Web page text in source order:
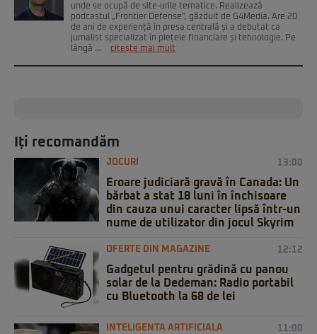
unde se ocupă de site-urile tematice. Realizează
podcastul „Frontier Defense”, găzduit de G4Media. Are 20
de ani de experiență în presa centrală și a debutat ca
jurnalist specializat în piețele financiare și tehnologie. Pe
lângă ...
citește mai mult
Iți recomandăm
JOCURI 13:00
Eroare judiciară gravă în Canada: Un
bărbat a stat 18 luni în închisoare
din cauza unui caracter lipsă într-un
nume de utilizator din jocul Skyrim
OFERTE DIN MAGAZINE 12:12
Gadgetul pentru grădină cu panou
solar de la Dedeman: Radio portabil
cu Bluetooth la 68 de lei
INTELIGENTA ARTIFICIALA 11:00